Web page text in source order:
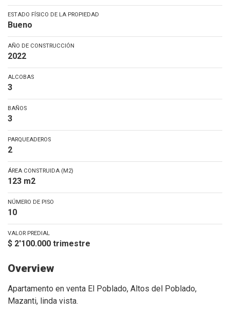
ESTADO FÍSICO DE LA PROPIEDAD
Bueno
AÑO DE CONSTRUCCIÓN
2022
ALCOBAS
3
BAÑOS
3
PARQUEADEROS
2
ÁREA CONSTRUIDA (M2)
123 m2
NÚMERO DE PISO
10
VALOR PREDIAL
$ 2'100.000 trimestre
Overview
Apartamento en venta El Poblado, Altos del Poblado,
Mazanti, linda vista.